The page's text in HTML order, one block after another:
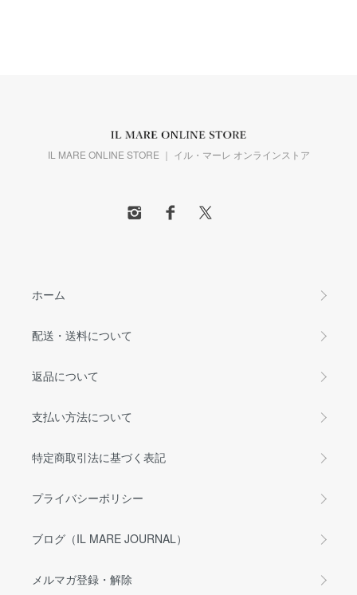
IL MARE ONLINE STORE ｜ イル・マーレ オンラインストア
ホーム
配送・送料について
返品について
支払い方法について
特定商取引法に基づく表記
プライバシーポリシー
ブログ（IL MARE JOURNAL）
メルマガ登録・解除